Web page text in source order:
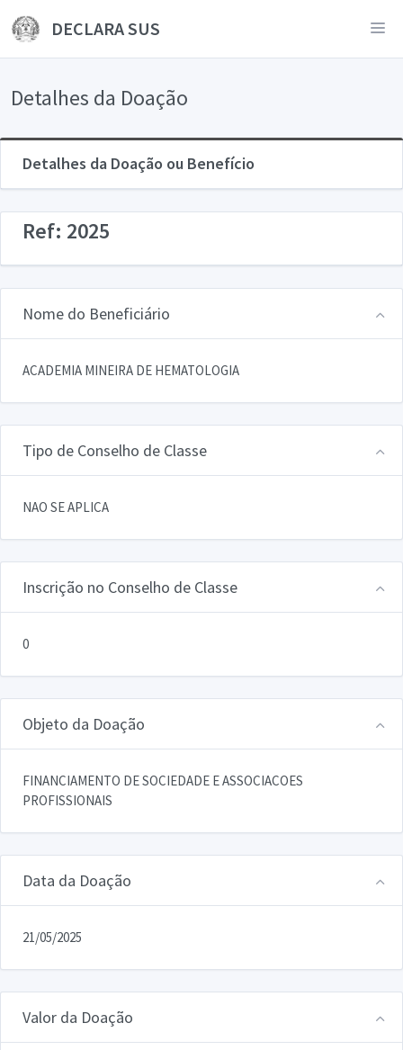
DECLARA SUS
Detalhes da Doação
Detalhes da Doação ou Benefício
Ref: 2025
Nome do Beneficiário
ACADEMIA MINEIRA DE HEMATOLOGIA
Tipo de Conselho de Classe
NAO SE APLICA
Inscrição no Conselho de Classe
0
Objeto da Doação
FINANCIAMENTO DE SOCIEDADE E ASSOCIACOES
PROFISSIONAIS
Data da Doação
21/05/2025
Valor da Doação